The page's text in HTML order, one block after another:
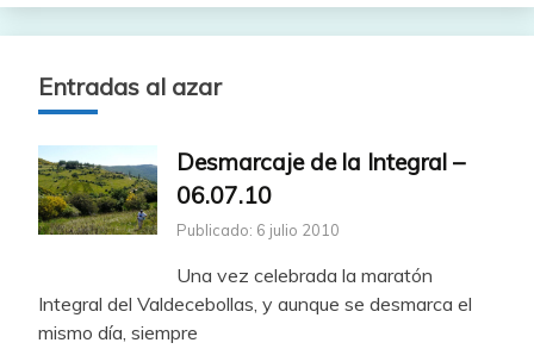
Entradas al azar
Desmarcaje de la Integral –
06.07.10
Publicado: 6 julio 2010
Una vez celebrada la maratón
Integral del Valdecebollas, y aunque se desmarca el
mismo día, siempre